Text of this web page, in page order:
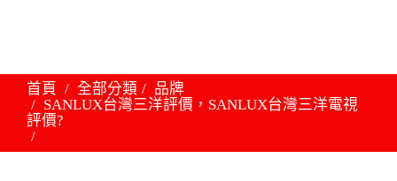
首頁 全部分類
品牌
SANLUX台灣三洋評價，SANLUX台灣三洋電視
評價?